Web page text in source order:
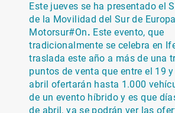
Este jueves se ha presentado el
de la Movilidad del Sur de Europa
Motorsur#On. Este evento, que
tradicionalmente se celebra en
traslada este año a más de una
puntos de venta que entre el 19
abril ofertarán hasta 1.000
de un evento híbrido y es que
de abril, ya se podrán ver las